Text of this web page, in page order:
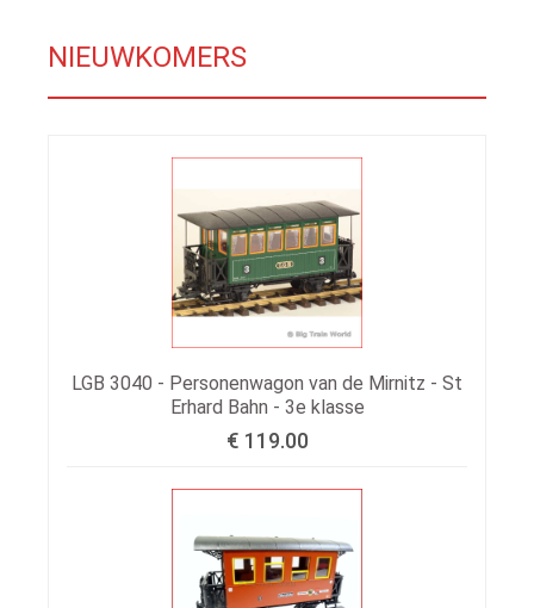
NIEUWKOMERS
LGB 3040 - Personenwagon van de Mirnitz - St
Erhard Bahn - 3e klasse
€ 119.00